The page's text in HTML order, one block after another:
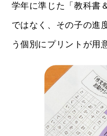
学年に準じた「教科書
ではなく、その子の進
う個別にプリントが用